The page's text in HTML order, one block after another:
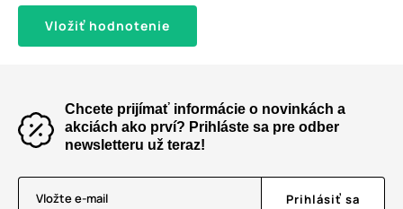
Vložiť hodnotenie
Chcete prijímať informácie o novinkách a
akciách ako prví? Prihláste sa pre odber
newsletteru už teraz!
Vložte e-mail Prihlásiť sa